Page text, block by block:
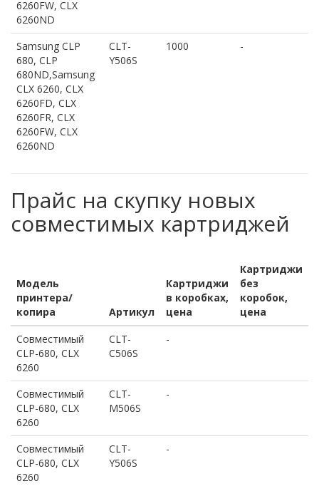
6260FW, CLX
6260ND
Samsung CLP
680, CLP
680ND,Samsung
CLX 6260, CLX
6260FD, CLX
6260FR, CLX
6260FW, CLX
6260ND
CLT-
Y506S
1000 -
Прайс на скупку новых
совместимых картриджей
Модель
принтера/
копира
Артикул
Картриджи
в коробках,
цена
Картриджи
без
коробок,
цена
Совместимый
CLP-680, CLX
6260
CLT-
C506S
-
Совместимый
CLP-680, CLX
6260
CLT-
M506S
-
Совместимый
CLP-680, CLX
6260
CLT-
Y506S
-